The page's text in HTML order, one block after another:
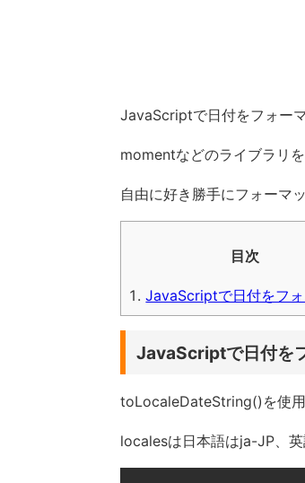
JavaScriptで日付をフォー
momentなどのライブラリ
自由に好き勝手にフォーマ
目次
JavaScriptで日付をフォ
JavaScriptで日付を
toLocaleDateString()を使用
localesは日本語はja-JP、英